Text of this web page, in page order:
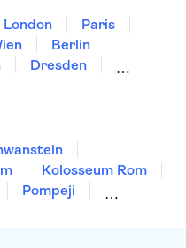
London
Paris
Berlin
Dresden
Kolosseum Rom
Pompeji